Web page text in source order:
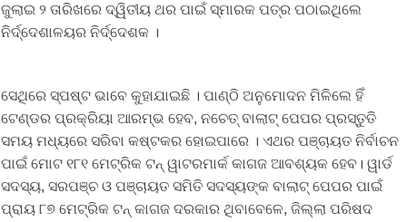
ଜୁଲାଇ ୨ ତାରିଖରେ ଦ୍ୱିତୀୟ ଥର ପାଇଁ ସ୍ମାରକ ପତ୍ର ପଠାଇଥିଲେ
ନିର୍ଦ୍ଦେଶାଳୟର ନିର୍ଦ୍ଦେଶକ ।
ସେଥିରେ ସ୍ପଷ୍ଟ ଭାବେ କୁହାଯାଇଛି । ପାଣ୍ଠି ଅନୁମୋଦନ ମିଳିଲେ ହିଁ
ଟେଣ୍ଡର ପ୍ରକ୍ରିୟା ଆରମ୍ଭ ହେବ, ନଚେତ୍ ବାଲାଟ୍ ପେପର ପ୍ରସ୍ତୁତି
ସମୟ ମଧ୍ୟରେ ସରିବା କଷ୍ଟକର ହୋଇପାରେ । ଏଥର ପଞ୍ଚାୟତ ନିର୍ବାଚନ
ପାଇଁ ମୋଟ ୧୮୧ ମେଟ୍ରିକ ଟନ୍ ୱାଟରମାର୍କ କାଗଜ ଆବଶ୍ୟକ ହେବ। ୱାର୍ଡ
ସଦସ୍ୟ, ସରପଞ୍ଚ ଓ ପଞ୍ଚାୟତ ସମିତି ସଦସ୍ୟଙ୍କ ବାଲାଟ୍ ପେପର ପାଇଁ
ପ୍ରାୟ ୮୭ ମେଟ୍ରିକ ଟନ୍ କାଗଜ ଦରକାର ଥିବାବେଳେ, ଜିଲ୍ଲା ପରିଷଦ